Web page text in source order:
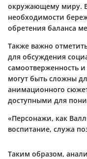
окружающему миру.
необходимости
обретения баланса
Также важно
для обсуждения
самоотверженность и
могут быть сложны
анимационного
доступными для
«Персонажи, как
воспитание, служа
Таким образом,